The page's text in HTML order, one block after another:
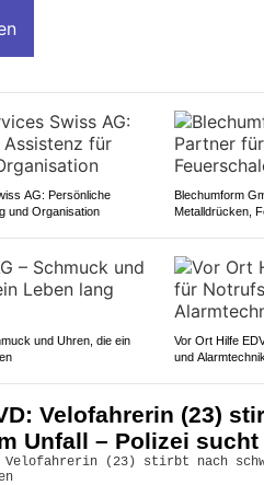
AG: Persönliche
und Organisation
Blechumform
Metalldrücken,
und Uhren, die ein
Vor Ort Hilfe
und Alarmtechnik
Velofahrerin (23)
Unfall – Polizei sucht